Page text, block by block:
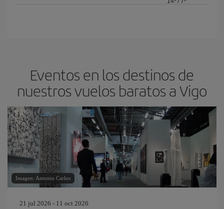
Eventos en los destinos de
nuestros vuelos baratos a Vigo
Imagen: Antonio Carlos
21 jul 2026 - 11 oct 2026